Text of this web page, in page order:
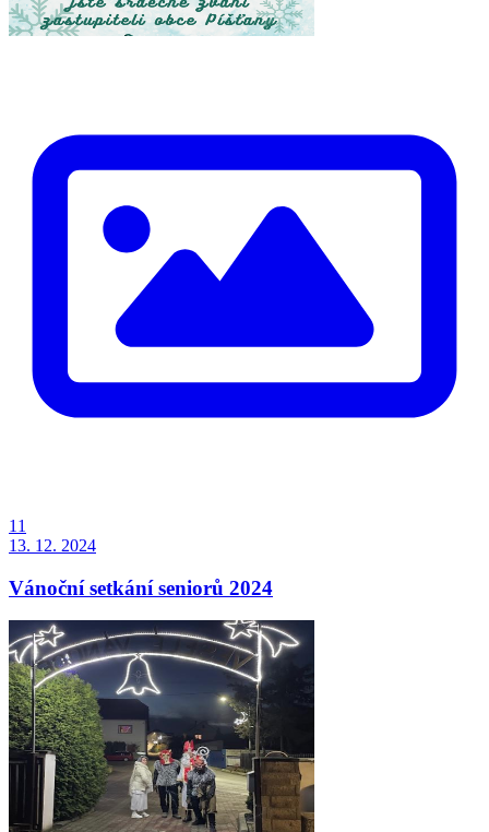
11
13. 12. 2024
Vánoční setkání seniorů 2024